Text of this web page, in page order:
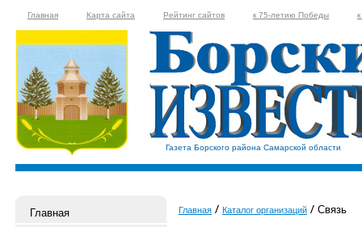
Главная Карта сайта Рейтинг сайтов к 75-летию Победы
Газета Борского района Самарской области
Главная
Главная Каталог организаций Связь